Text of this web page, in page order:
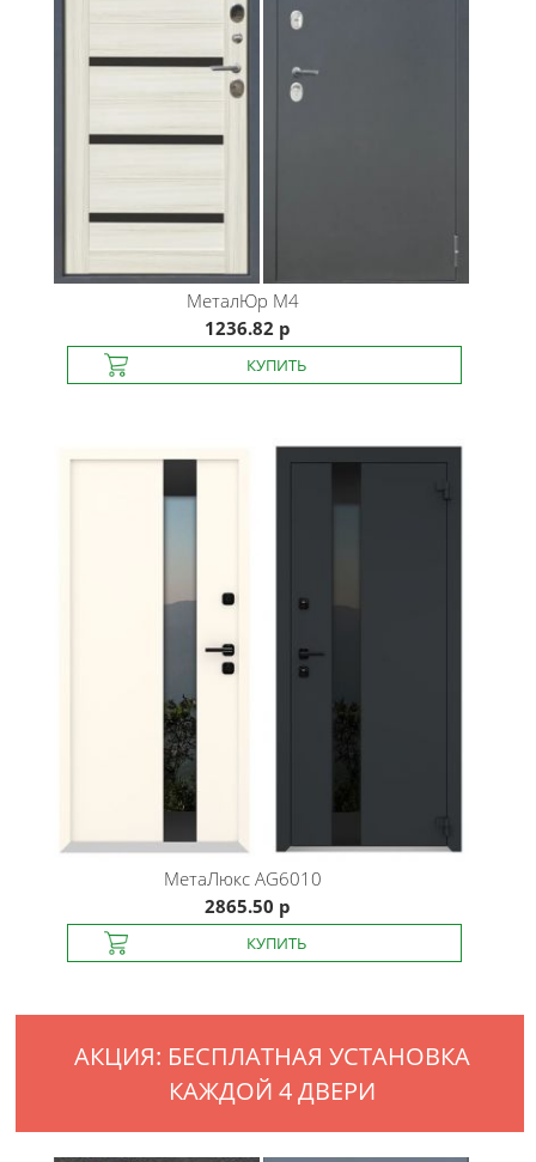
МеталЮр М4
1236.82 р
МетаЛюксAG6010
2865.50 р
АКЦИЯ: БЕСПЛАТНАЯ УСТАНОВКА
КАЖДОЙ 4 ДВЕРИ